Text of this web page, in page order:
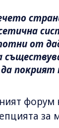
от
покрият
форум
за